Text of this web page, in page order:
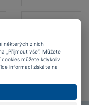
DALŠÍ
ZPĚT
některých z nich
„Přijmout vše“. Můžete
můžete kdykoliv
informací získáte na